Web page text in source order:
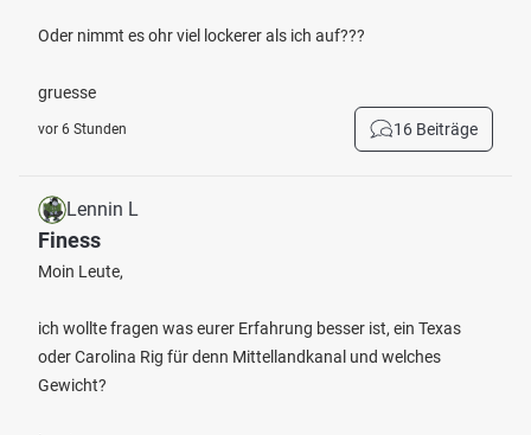
Oder nimmt es ohr viel lockerer als ich auf???
gruesse
vor 6 Stunden 16 Beiträge
Lennin L
Finess
Moin Leute,
ich wollte fragen was eurer Erfahrung besser ist, ein Texas
oder Carolina Rig für denn Mittellandkanal und welches
Gewicht?